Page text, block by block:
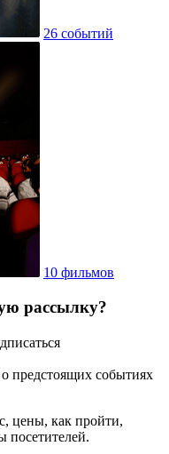
26 событий
10 фильмов
рассылку?
предстоящих событиях
цены, как пройти,
посетителей.